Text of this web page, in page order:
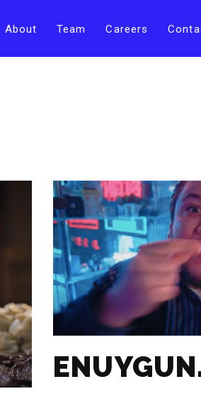
About Team Careers